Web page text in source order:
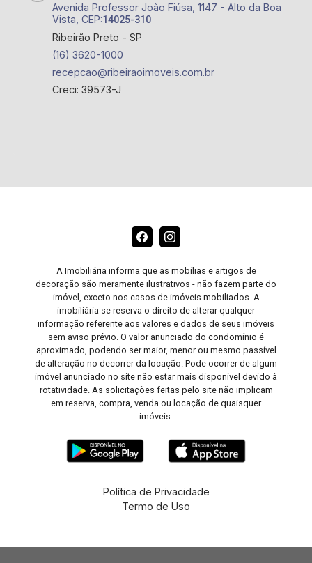
Avenida Professor João Fiúsa, 1147 - Alto da Boa
Vista, CEP:14025-310
Ribeirão Preto - SP
(16) 3620-1000
recepcao@ribeiraoimoveis.com.br
Creci: 39573-J
A Imobiliária informa que as mobílias e artigos de
decoração são meramente ilustrativos - não fazem parte do
imóvel, exceto nos casos de imóveis mobiliados. A
imobiliária se reserva o direito de alterar qualquer
informação referente aos valores e dados de seus imóveis
sem aviso prévio. O valor anunciado do condomínio é
aproximado, podendo ser maior, menor ou mesmo passível
de alteração no decorrer da locação. Pode ocorrer de algum
imóvel anunciado no site não estar mais disponível devido à
rotatividade. As solicitações feitas pelo site não implicam
em reserva, compra, venda ou locação de quaisquer
imóveis.
Política de Privacidade
Termo de Uso